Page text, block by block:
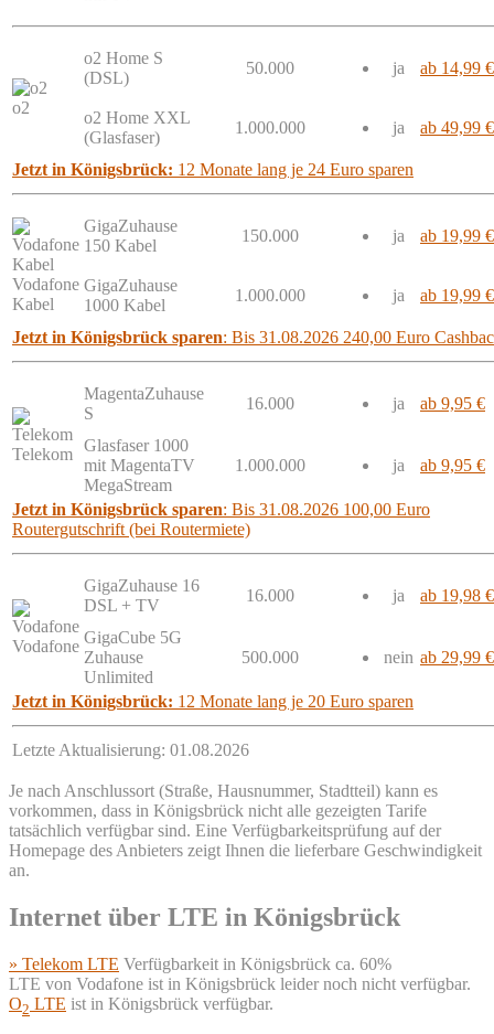
o2
o2 Home S
(DSL)
50.000 ja ab 14,99 €
o2 Home XXL
(Glasfaser)
1.000.000 ja ab 49,99 €
Jetzt in Königsbrück: 12 Monate lang je 24 Euro sparen
Vodafone
Kabel
GigaZuhause
150 Kabel
150.000 ja ab 19,99 €
GigaZuhause
1000 Kabel
1.000.000 ja ab 19,99 €
Jetzt in Königsbrück sparen: Bis 31.08.2026 240,00 Euro
Telekom
MagentaZuhause
S
16.000 ja ab 9,95 €
Glasfaser 1000
mit MagentaTV
MegaStream
1.000.000 ja ab 9,95 €
Jetzt in Königsbrück sparen: Bis 31.08.2026 100,00 Euro
Routergutschrift (bei Routermiete)
Vodafone
GigaZuhause 16
DSL + TV
16.000 ja ab 19,98 €
GigaCube 5G
Zuhause
Unlimited
500.000 nein ab 29,99 €
Jetzt in Königsbrück: 12 Monate lang je 20 Euro sparen
Letzte Aktualisierung: 01.08.2026
Je nach Anschlussort (Straße, Hausnummer, Stadtteil) kann es
vorkommen, dass in Königsbrück nicht alle gezeigten Tarife
tatsächlich verfügbar sind. Eine Verfügbarkeitsprüfung auf der
Homepage des Anbieters zeigt Ihnen die lieferbare Geschwindigkeit
an.
Internet über LTE in Königsbrück
» Telekom LTE Verfügbarkeit in Königsbrück ca. 60%
LTE von Vodafone ist in Königsbrück leider noch nicht verfügbar.
O2 LTE ist in Königsbrück verfügbar.